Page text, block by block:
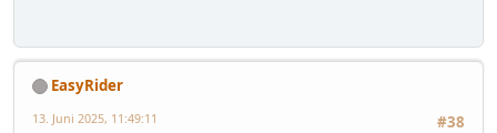
EasyRider
#38
13. Juni 2025, 11:49:11